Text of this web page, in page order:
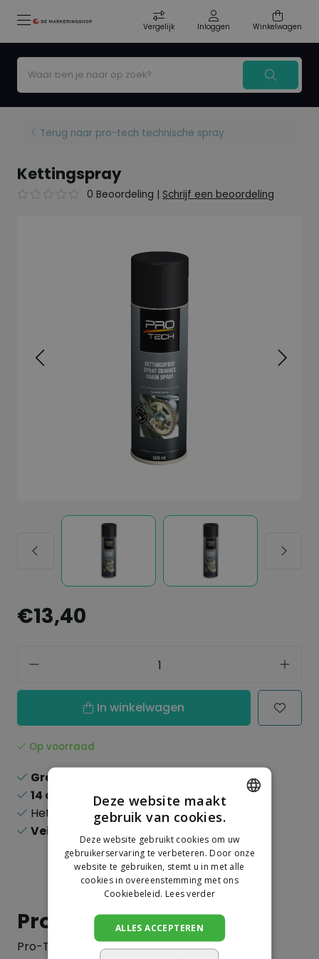
Vergelijk Inloggen Winkelwagen
Terug naar pro-tech technische spray
Kettingspray
0 Beoordeling | Schrijf een beoordeling
€13,40
In winkelwagen
Op voorraad
Gratis verzending
14 dagen
recht op retour
Het
grootsteassortiment
Veilig
Productinformatie
Pro-Tech Kettingspray Kettingspray is een
DUTCH
GERMAN
Deze website maakt
gebruik van cookies.
Deze website gebruikt cookies om uw
gebruikerservaring te verbeteren. Door onze
website te gebruiken, stemt u in met alle
cookies in overeenstemming met ons
Cookiebeleid. Lees verder
ALLES ACCEPTEREN